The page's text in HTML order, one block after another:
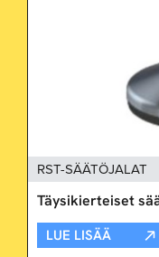
RST-SÄÄTÖJALAT
Täysikierteiset
LUE LISÄÄ